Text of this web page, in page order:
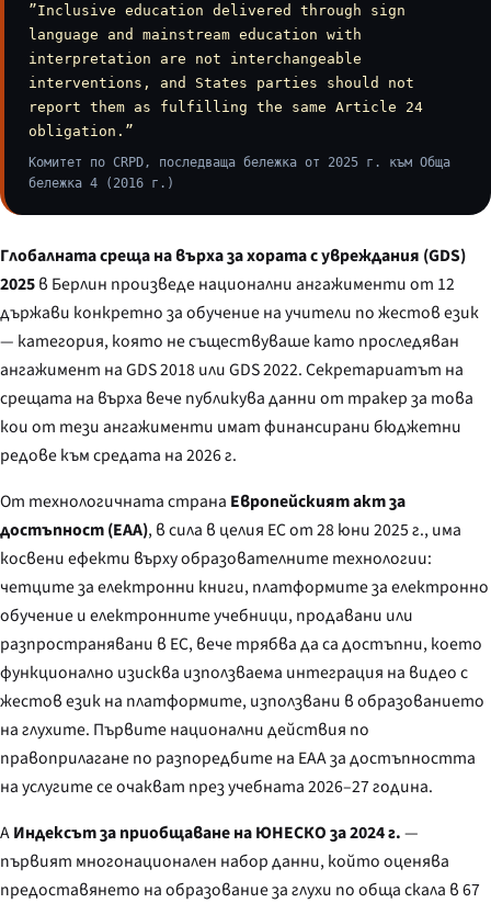
”Inclusive education delivered through sign
language and mainstream education with
interpretation are not interchangeable
interventions, and States parties should not
report them as fulfilling the same Article 24
obligation.”
Комитет по CRPD, последваща бележка от 2025 г. към Обща
бележка 4 (2016 г.)
Глобалната среща на върха за хората с увреждания (GDS)
2025в Берлин произведе национални ангажименти от 12
държави конкретно за обучение на учители по жестов език
— категория, която не съществуваше като проследяван
ангажимент на GDS 2018 или GDS 2022. Секретариатът на
срещата на върха вече публикува данни от тракер за това
кои от тези ангажименти имат финансирани бюджетни
редове към средата на 2026 г.
От технологичната страна Европейският акт за
достъпност (EAA), в сила в целия ЕС от 28 юни 2025 г., има
косвени ефекти върху образователните технологии:
четците за електронни книги, платформите за електронно
обучение и електронните учебници, продавани или
разпространявани в ЕС, вече трябва да са достъпни, което
функционално изисква използваема интеграция на видео с
жестов език на платформите, използвани в образованието
на глухите. Първите национални действия по
правоприлагане по разпоредбите на EAA за достъпността
на услугите се очакват през учебната 2026–27 година.
АИндексът за приобщаване на ЮНЕСКО за 2024 г.—
първият многонационален набор данни, който оценява
предоставянето на образование за глухи по обща скала в 67